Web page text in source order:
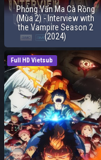
Phỏng Vấn Ma Cà Rồng
(Mùa 2) - Interview with
the Vampire Season 2
(2024)
Full HD Vietsub